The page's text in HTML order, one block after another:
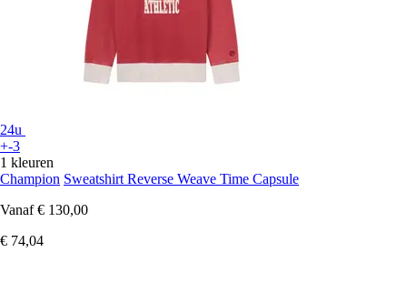
24u
+-3
1 kleuren
Champion Sweatshirt Reverse Weave Time Capsule
Vanaf € 130,00
€ 74,04